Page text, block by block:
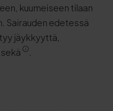
kuumeiseen tilaan
Sairauden edetessä
jäykkyyttä,
.